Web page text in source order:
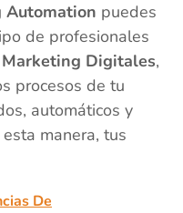
Automation puedes
de profesionales
Digitales,
procesos de tu
automáticos y
manera, tus
De